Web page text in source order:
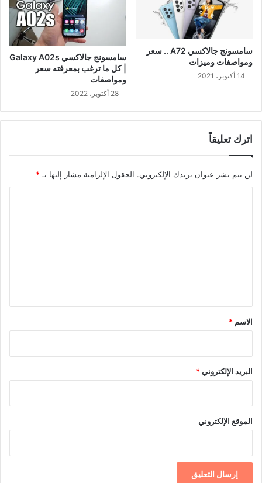
سامسونج جالاكسي A72 .. سعر
ومواصفات وميزات
14 أكتوبر، 2021
سامسونج جالاكسي Galaxy A02s
| كل ما ترغب بمعرفته سعر
ومواصفات
28 أكتوبر، 2022
اترك تعليقاً
لن يتم نشر عنوان بريدك الإلكتروني. الحقول الإلزامية مشار إليها بـ *
*
الاسم *
البريد الإلكتروني*
الموقع الإلكتروني